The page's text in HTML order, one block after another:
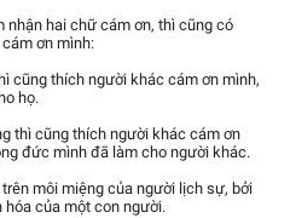
nhận hai chữ cám ơn, thì cũng có
ơn mình:
cũng thích người khác cám ơn mình,
họ.
thì cũng thích người khác cám ơn
đức mình đã làm cho người khác.
môi miệng của người lịch sự, bởi
hóa của một con người.